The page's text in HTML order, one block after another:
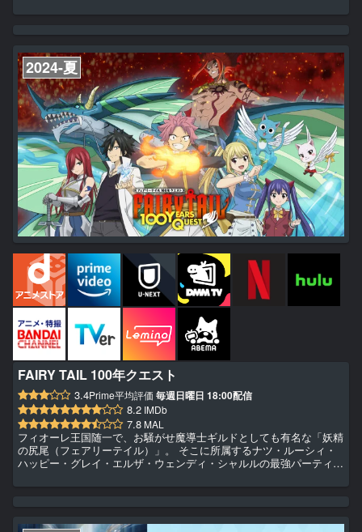
れたのは300人の高校生。 しかも全員FW（フォワード）。 脱落すれ
させていく。 時に他人を蹴落とし、時に自らの進化...
2024-夏
FAIRY TAIL 100年クエスト
3.4Prime平均評価 毎週日曜日 18:00配信
8.2 IMDb
7.8 MAL
フィオーレ王国随一で、お騒がせ魔導士ギルドとしても有名な「妖精
の尻尾（フェアリーテイル）」。 そこに所属するナツ・ルーシィ・
ハッピー・グレイ・エルザ・ウェンディ・シャルルの最強パーティー
ギルティナにあるという世界最古の魔導士ギルド「魔陣の竜（マギ
クエスト＞に挑む許可が特別に下りたのだ。 ＜100年クエスト＞は...